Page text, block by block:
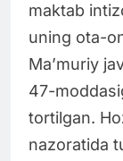
maktab
uning ota-
Ma’muriy
47-
tortilgan.
nazoratida